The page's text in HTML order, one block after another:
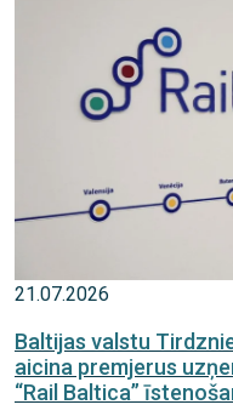
21.07.2026
Baltijas valstu
aicina premjerus
“Rail Baltica”